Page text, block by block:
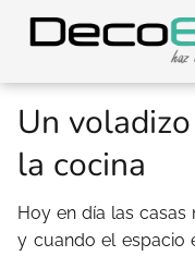
Un
la cocina
Hoy en día las casas
y cuando el espacio